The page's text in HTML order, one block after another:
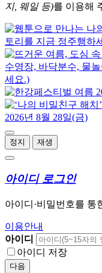
지, 웨일 등)를 이용해
정지 재생
아이디 로그인
아이디·비밀번호를 통
이용안내
아이디
아이디 저장
다음